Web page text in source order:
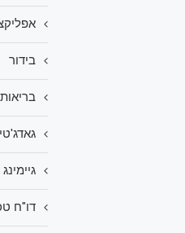
בידור
בריאות
גיימינג
דו"ח